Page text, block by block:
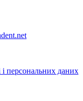
і персональних даних